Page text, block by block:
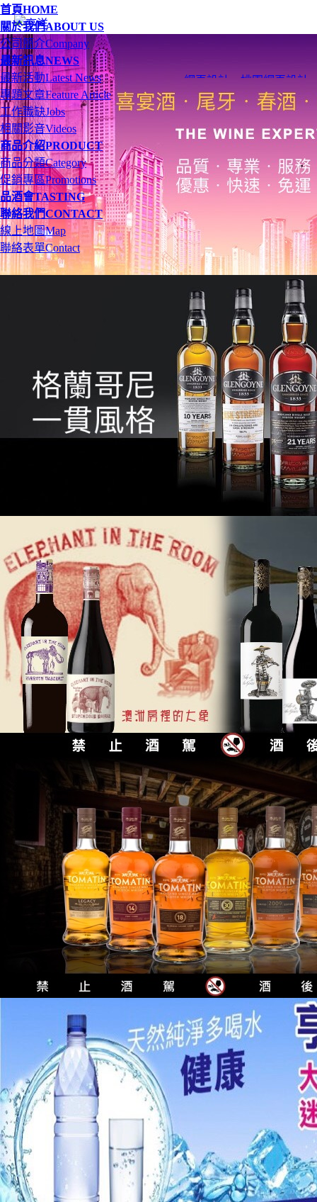
首頁HOME
關於我們ABOUT US
公司簡介Company
最新訊息NEWS
最新活動Latest News
專題文章Feature Article
工作職缺Jobs
相關影音Videos
商品介紹PRODUCT
商品分類Category
促銷專區Promotions
品酒會TASTING
聯絡我們CONTACT
線上地圖Map
聯絡表單Contact
網頁設計 桃園網頁設計